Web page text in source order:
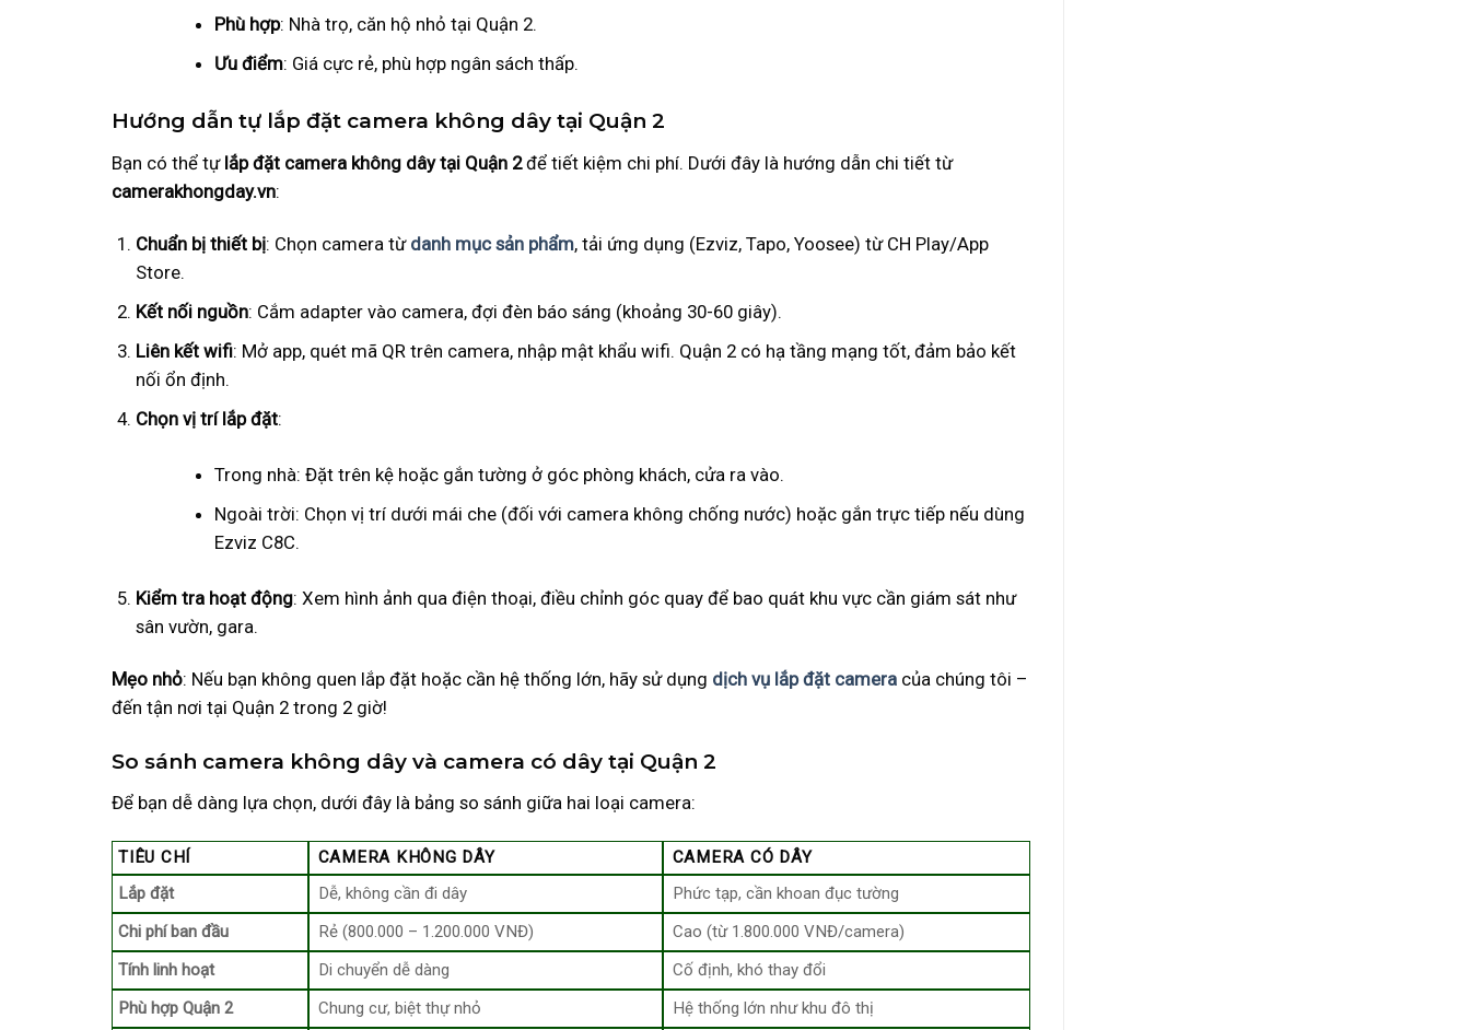
Phù hợp: Nhà trọ, căn hộ nhỏ tại Quận 2.
Ưu điểm: Giá cực rẻ, phù hợp ngân sách thấp.
Hướng dẫn tự lắp đặt camera không dây tại Quận 2
Bạn có thể tự lắp đặt camera không dây tại Quận 2để tiết kiệm chi phí. Dưới đây là hướng dẫn chi tiết từ
camerakhongday.vn:
Chuẩn bị thiết bị: Chọn camera từ danh mục sản phẩm, tải ứng dụng (Ezviz, Tapo, Yoosee) từ CH Play/App
Store.
Kết nối nguồn: Cắm adapter vào camera, đợi đèn báo sáng (khoảng 30-60 giây).
Liên kết wifi: Mở app, quét mã QR trên camera, nhập mật khẩu wifi. Quận 2 có hạ tầng mạng tốt, đảm bảo kết
nối ổn định.
Chọn vị trí lắp đặt:
Trong nhà: Đặt trên kệ hoặc gắn tường ở góc phòng khách, cửa ra vào.
Ngoài trời: Chọn vị trí dưới mái che (đối với camera không chống nước) hoặc gắn trực tiếp nếu dùng
Ezviz C8C.
Kiểm tra hoạt động: Xem hình ảnh qua điện thoại, điều chỉnh góc quay để bao quát khu vực cần giám sát như
sân vườn, gara.
Mẹo nhỏ: Nếu bạn không quen lắp đặt hoặc cần hệ thống lớn, hãy sử dụng dịch vụ lắp đặt camera của chúng tôi –
đến tận nơi tại Quận 2 trong 2 giờ!
So sánh camera không dây và camera có dây tại Quận 2
Để bạn dễ dàng lựa chọn, dưới đây là bảng so sánh giữa hai loại camera:
TIÊU CHÍ CAMERA KHÔNG DÂY
CAMERA CÓ DÂY
Lắp đặt
Dễ, không cần đi dây
Phức tạp, cần khoan đục tường
Chi phí ban đầu
Rẻ (800.000 – 1.200.000 VNĐ)
Cao (từ 1.800.000 VNĐ/camera)
Tính linh hoạt
Di chuyển dễ dàng
Cố định, khó thay đổi
Phù hợp Quận 2
Chung cư, biệt thự nhỏ Hệ thống lớn như khu đô thị